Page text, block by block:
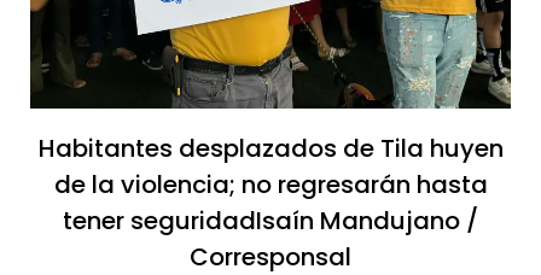
Habitantes desplazados de Tila huyen
de la violencia; no regresarán hasta
tener seguridad​Isaín Mandujano /
Corresponsal